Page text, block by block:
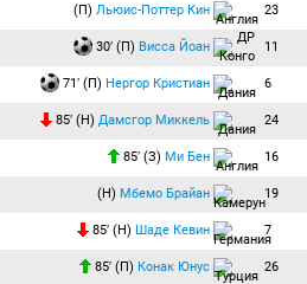
(П) Льюис-Поттер Кин 23
30′ (П) Висса Йоан 11
71′ (П) Нергор Кристиан 6
85′ (Н) Дамсгор Миккель 24
85′ (З) Ми Бен 16
(Н) Мбемо Брайан 19
85′ (Н) Шаде Кевин 7
85′ (П) Конак Юнус 26